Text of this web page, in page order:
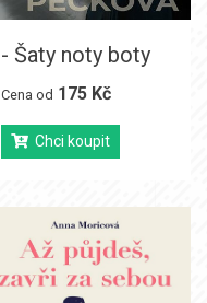
- Šaty noty boty
Cena od 175 Kč
Chci koupit